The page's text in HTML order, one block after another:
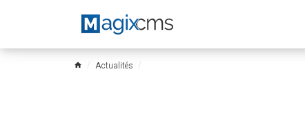
home Actualités